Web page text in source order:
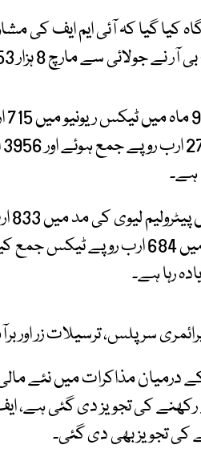
کیا گیا کہ آئی ایم ایف
8 ہزار 453 ارب روپے ٹیکس جمع کیا۔
اور صوبائی حکومتوں نے 9 ماہ میں
سرپلس، ترسیلات زر اور
کے درمیان مذاکرات میں نئے
ارب روپے رکھنے کی تجویز دی